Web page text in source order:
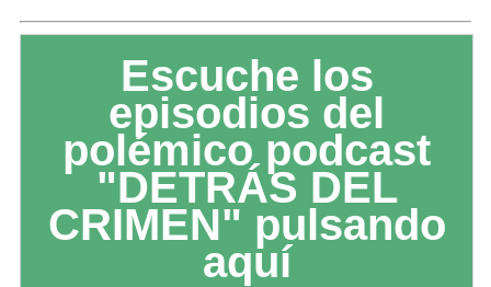
Escuche los
episodios del
polémico podcast
"DETRÁS DEL
CRIMEN" pulsando
aquí